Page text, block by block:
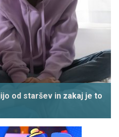
od staršev in zakaj je to